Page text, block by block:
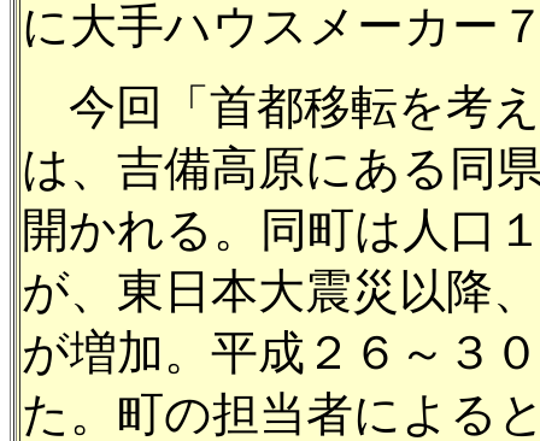
に大手ハウスメーカー
今回「首都移転を考
は、吉備高原にある同
開かれる。同町は人口
が、東日本大震災以降
が増加。平成２６～３
た。町の担当者による